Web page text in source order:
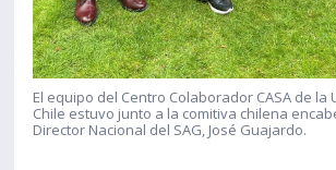
El equipo del Centro Colaborador CASA de la
Chile estuvo junto a la comitiva chilena
Director Nacional del SAG, José Guajardo.